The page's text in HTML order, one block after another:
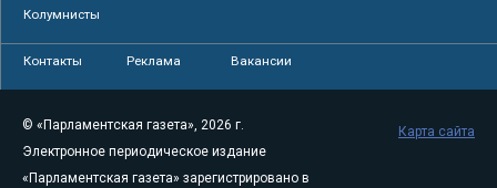
Колумнисты
Контакты Реклама Вакансии
© «Парламентская газета», 2026 г.
Электронное периодическое издание
«Парламентская газета» зарегистрировано в
Карта сайта